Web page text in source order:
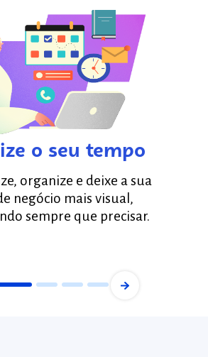
o seu tempo
organize e deixe a sua
negócio mais visual,
sempre que precisar.